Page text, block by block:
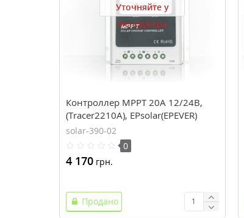
Уточняйте у
менеджера
Контроллер MPPT 20A 12/24В,
(Tracer2210A), EPsolar(EPEVER)
solar-390-02
0
4 170 грн.
Продано